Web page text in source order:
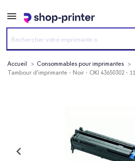
Accueil
Consommables pour imprimantes
Tambour d'imprimante - Noir - OKI 43650302 -